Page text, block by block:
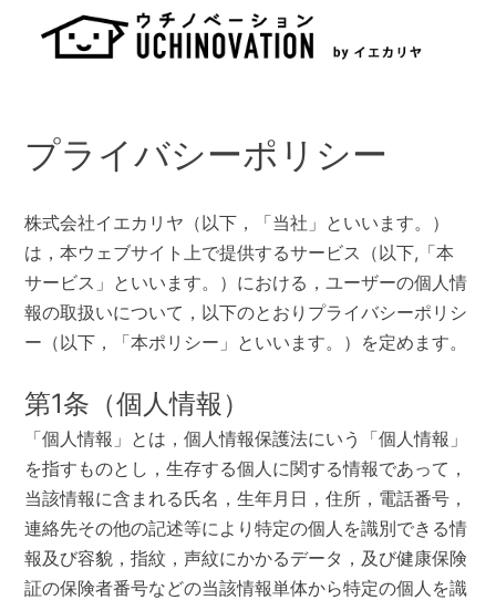
プライバシーポリシー
株式会社イエカリヤ（以下，「当社」といいます。）
は，本ウェブサイト上で提供するサービス（以下,「本
サービス」といいます。）における，ユーザーの個人情
報の取扱いについて，以下のとおりプライバシーポリシ
ー（以下，「本ポリシー」といいます。）を定めます。
第1条（個人情報）
「個人情報」とは，個人情報保護法にいう「個人情報」
を指すものとし，生存する個人に関する情報であって，
当該情報に含まれる氏名，生年月日，住所，電話番号，
連絡先その他の記述等により特定の個人を識別できる情
報及び容貌，指紋，声紋にかかるデータ，及び健康保険
証の保険者番号などの当該情報単体から特定の個人を識